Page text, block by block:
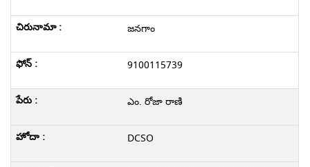
జనగాం
9100115739
ఎం. రోజా రాణి
DCSO